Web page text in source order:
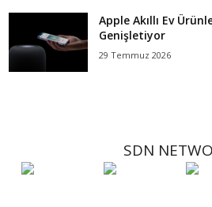
Apple Akıllı Ev
Genişletiyor
29 Temmuz 2026
SDN